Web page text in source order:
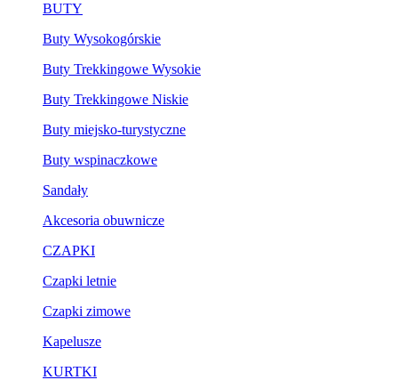
BUTY
Buty Wysokogórskie
Buty Trekkingowe Wysokie
Buty Trekkingowe Niskie
Buty miejsko-turystyczne
Buty wspinaczkowe
Sandały
Akcesoria obuwnicze
CZAPKI
Czapki letnie
Czapki zimowe
Kapelusze
KURTKI